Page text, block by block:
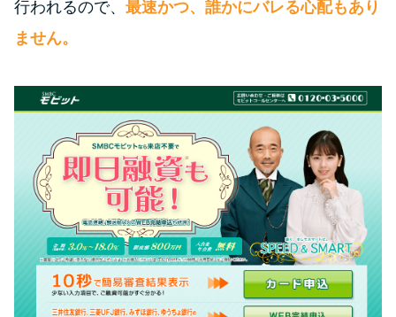
行われるので、 最速かつ、誰かにバレる心配もあり
ません。